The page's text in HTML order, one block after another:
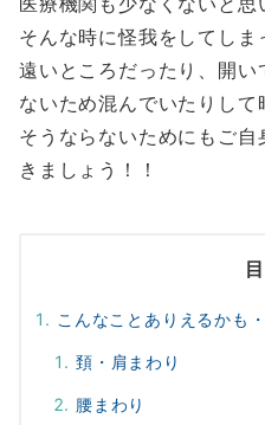
そんな時に怪我をしてし
遠いところだったり、開
ないため混んでいたりして
そうならないためにもご
きましょう！！
こんなことありえるかも・
頚・肩まわり
腰まわり